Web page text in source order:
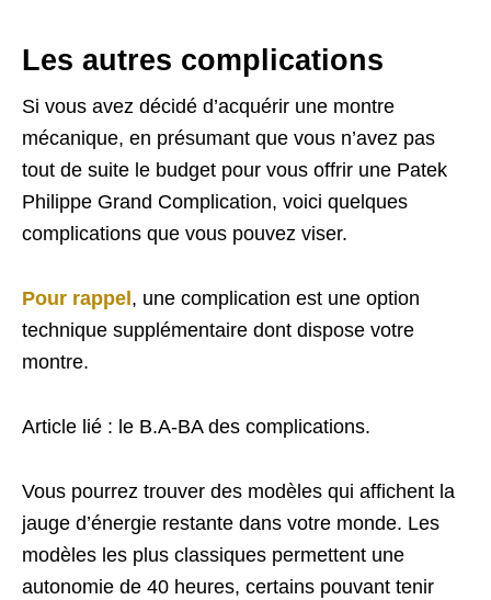
Les autres complications
Si vous avez décidé d’acquérir une montre
mécanique, en présumant que vous n’avez pas
tout de suite le budget pour vous offrir une Patek
Philippe Grand Complication, voici quelques
complications que vous pouvez viser.
Pour rappel , une complication est une option
technique supplémentaire dont dispose votre
montre.
Article lié : le B.A-BA des complications.
Vous pourrez trouver des modèles qui affichent la
jauge d’énergie restante dans votre monde. Les
modèles les plus classiques permettent une
autonomie de 40 heures, certains pouvant tenir